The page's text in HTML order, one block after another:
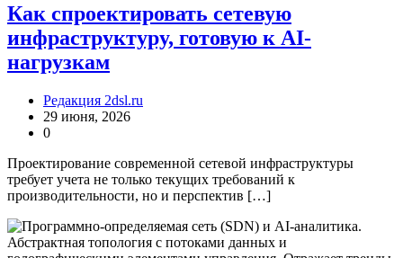
Как спроектировать сетевую
инфраструктуру, готовую к AI-
нагрузкам
Редакция 2dsl.ru
29 июня, 2026
0
Проектирование современной сетевой инфраструктуры
требует учета не только текущих требований к
производительности, но и перспектив […]